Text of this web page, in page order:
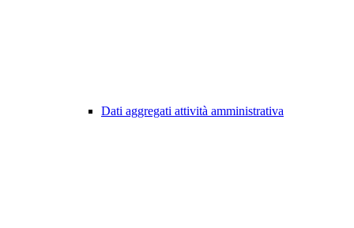
Dati aggregati attività amministrativa